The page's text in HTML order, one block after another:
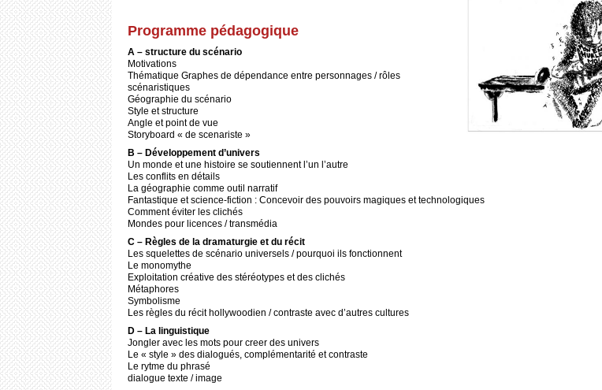
Programme pédagogique
A – structure du scénario
Motivations
Thématique Graphes de dépendance entre personnages / rôles
scénaristiques
Géographie du scénario
Style et structure
Angle et point de vue
Storyboard « de scenariste »
B – Développement d’univers
Un monde et une histoire se soutiennent l’un l’autre
Les conflits en détails
La géographie comme outil narratif
Fantastique et science-fiction : Concevoir des pouvoirs magiques et technologiques
Comment éviter les clichés
Mondes pour licences / transmédia
C – Règles de la dramaturgie et du récit
Les squelettes de scénario universels / pourquoi ils fonctionnent
Le monomythe
Exploitation créative des stéréotypes et des clichés
Métaphores
Symbolisme
Les règles du récit hollywoodien / contraste avec d’autres cultures
D – La linguistique
Jongler avec les mots pour creer des univers
Le « style » des dialogués, complémentarité et contraste
Le rytme du phrasé
dialogue texte / image